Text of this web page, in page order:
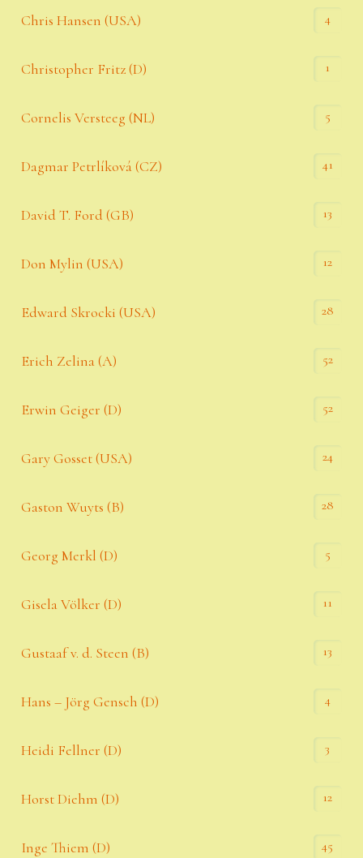
Chris Hansen (USA) 4
Christopher Fritz (D) 1
Cornelis Versteeg (NL) 5
Dagmar Petrlíková (CZ) 41
David T. Ford (GB) 13
Don Mylin (USA) 12
Edward Skrocki (USA) 28
Erich Zelina (A) 52
Erwin Geiger (D) 52
Gary Gosset (USA) 24
Gaston Wuyts (B) 28
Georg Merkl (D) 5
Gisela Völker (D) 11
Gustaaf v. d. Steen (B) 13
Hans – Jörg Gensch (D) 4
Heidi Fellner (D) 3
Horst Diehm (D) 12
Inge Thiem (D) 45